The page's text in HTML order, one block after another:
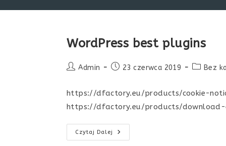
WordPress best plugins
PostAdmin
Post23 czerwca 2019
PostBez
https://dfactory.eu/products/cookie-
https://dfactory.eu/products/
Czytaj Dalej
WordPress
Best